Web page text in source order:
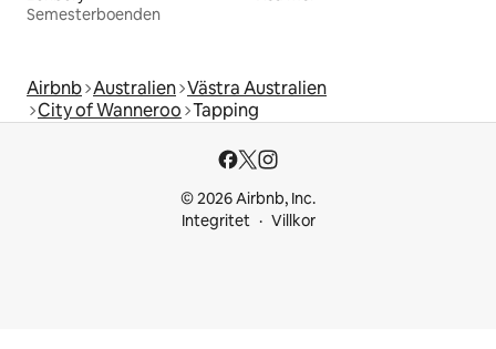
Semesterboenden
Airbnb Australien Västra Australien
City of Wanneroo Tapping
© 2026 Airbnb, Inc.
Integritet
Villkor